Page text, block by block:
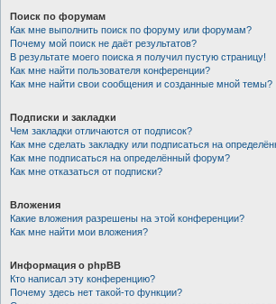
Поиск по форумам
Как мне выполнить поиск по форуму или форумам?
Почему мой поиск не даёт результатов?
В результате моего поиска я получил пустую страницу!
Как мне найти пользователя конференции?
Как мне найти свои сообщения и созданные мной темы?
Подписки и закладки
Чем закладки отличаются от подписок?
Как мне сделать закладку или подписаться на
Как мне подписаться на определённый форум?
Как мне отказаться от подписки?
Вложения
Какие вложения разрешены на этой конференции?
Как мне найти мои вложения?
Информация о phpBB
Кто написал эту конференцию?
Почему здесь нет такой-то функции?